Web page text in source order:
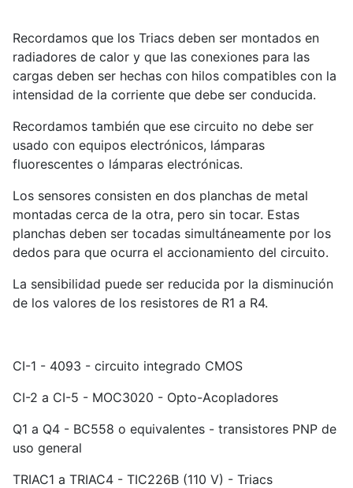
Recordamos que los Triacs deben ser montados en
radiadores de calor y que las conexiones para las
cargas deben ser hechas con hilos compatibles con la
intensidad de la corriente que debe ser conducida.
Recordamos también que ese circuito no debe ser
usado con equipos electrónicos, lámparas
fluorescentes o lámparas electrónicas.
Los sensores consisten en dos planchas de metal
montadas cerca de la otra, pero sin tocar. Estas
planchas deben ser tocadas simultáneamente por los
dedos para que ocurra el accionamiento del circuito.
La sensibilidad puede ser reducida por la disminución
de los valores de los resistores de R1 a R4.
CI-1 - 4093 - circuito integrado CMOS
CI-2 a CI-5 - MOC3020 - Opto-Acopladores
Q1 a Q4 - BC558 o equivalentes - transistores PNP de
uso general
TRIAC1 a TRIAC4 - TIC226B (110 V) - Triacs